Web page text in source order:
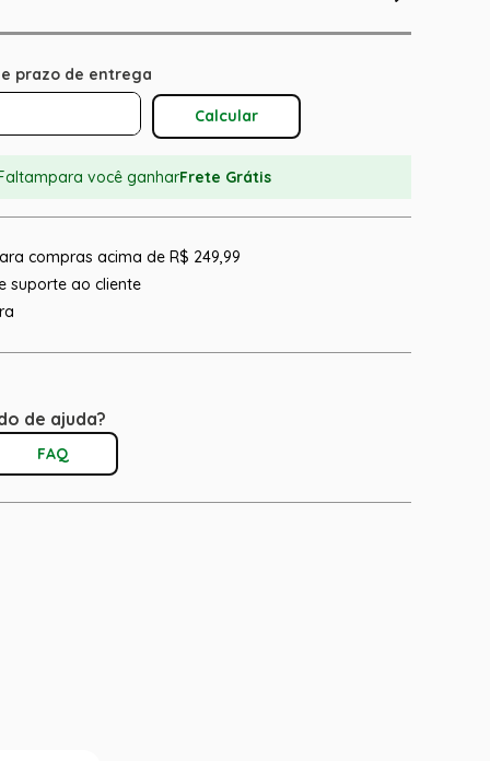
Calcular O Frete
para você ganharFrete Grátis
compras acima de R$ 249,99
suporte ao cliente
de ajuda?
FAQ